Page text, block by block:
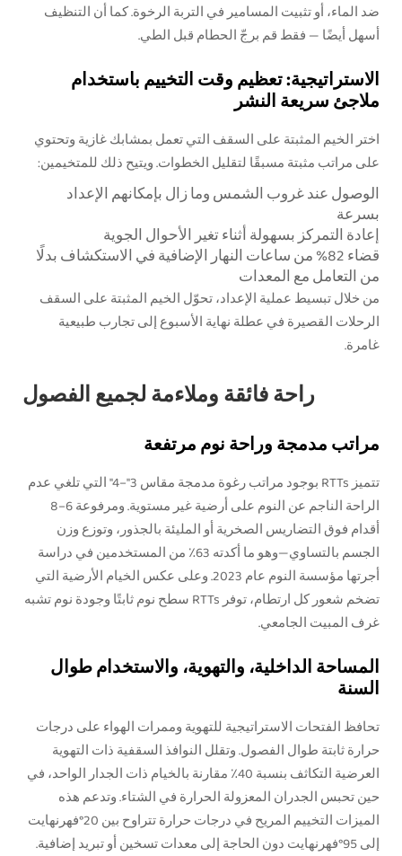
ضد الماء، أو تثبيت المسامير في التربة الرخوة. كما أن التنظيف
أسهل أيضًا — فقط قم برجّ الحطام قبل الطي.
الاستراتيجية: تعظيم وقت التخييم باستخدام
ملاجئ سريعة النشر
اختر الخيم المثبتة على السقف التي تعمل بمشابك غازية وتحتوي
على مراتب مثبتة مسبقًا لتقليل الخطوات. ويتيح ذلك للمتخيمين:
الوصول عند غروب الشمس وما زال بإمكانهم الإعداد
بسرعة
إعادة التمركز بسهولة أثناء تغير الأحوال الجوية
قضاء 82% من ساعات النهار الإضافية في الاستكشاف بدلًا
من التعامل مع المعدات
من خلال تبسيط عملية الإعداد، تحوّل الخيم المثبتة على السقف
الرحلات القصيرة في عطلة نهاية الأسبوع إلى تجارب طبيعية
غامرة.
راحة فائقة وملاءمة لجميع الفصول
مراتب مدمجة وراحة نوم مرتفعة
تتميز RTTs بوجود مراتب رغوة مدمجة مقاس 3"–4" التي تلغي عدم
الراحة الناجم عن النوم على أرضية غير مستوية. ومرفوعة 6–8
أقدام فوق التضاريس الصخرية أو المليئة بالجذور، وتوزع وزن
الجسم بالتساوي—وهو ما أكدته 63٪ من المستخدمين في دراسة
أجرتها مؤسسة النوم عام 2023. وعلى عكس الخيام الأرضية التي
تضخم شعور كل ارتطام، توفر RTTs سطح نوم ثابتًا وجودة نوم تشبه
غرف المبيت الجامعي.
المساحة الداخلية، والتهوية، والاستخدام طوال
السنة
تحافظ الفتحات الاستراتيجية للتهوية وممرات الهواء على درجات
حرارة ثابتة طوال الفصول. وتقلل النوافذ السقفية ذات التهوية
العرضية التكاثف بنسبة 40٪ مقارنة بالخيام ذات الجدار الواحد، في
حين تحبس الجدران المعزولة الحرارة في الشتاء. وتدعم هذه
الميزات التخييم المريح في درجات حرارة تتراوح بين 20°فهرنهايت
إلى 95°فهرنهايت دون الحاجة إلى معدات تسخين أو تبريد إضافية.